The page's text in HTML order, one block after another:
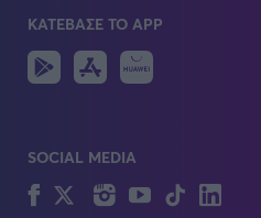
ΚΑΤΕΒΑΣΕ ΤΟ APP
Android
IOS
SOCIAL MEDIA
FacebookTwitterInstagram
YouTubeTikTok